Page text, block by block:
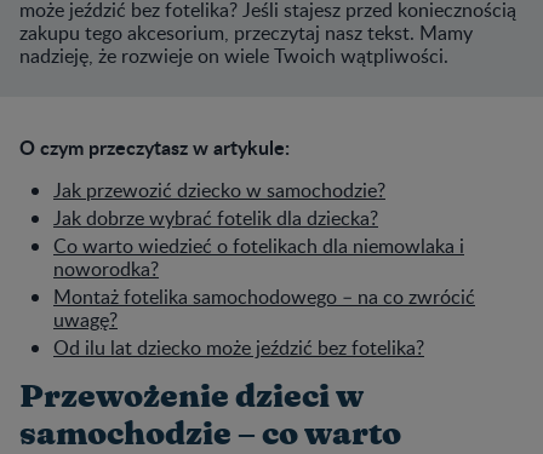
może jeździć bez fotelika? Jeśli stajesz przed koniecznością
zakupu tego akcesorium, przeczytaj nasz tekst. Mamy
nadzieję, że rozwieje on wiele Twoich wątpliwości.
O czym przeczytasz w artykule:
Jak przewozić dziecko w samochodzie?
Jak dobrze wybrać fotelik dla dziecka?
Co warto wiedzieć o fotelikach dla niemowlaka i
noworodka?
Montaż fotelika samochodowego – na co zwrócić
uwagę?
Od ilu lat dziecko może jeździć bez fotelika?
Przewożenie dzieci w
samochodzie – co warto